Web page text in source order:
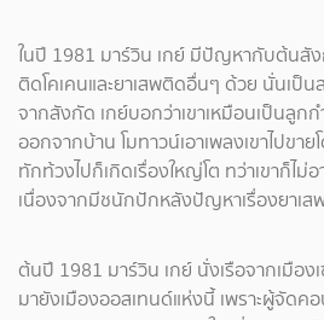
ในปี 1981 มาร์วิน เกย์ มีปัญหากับต้นสัง
ติดโคเคนและยาเสพติดอื่นๆ ด้วย นั่นเป็น
จากสังกัด เกย์บอกว่าเขาเหมือนเป็นลูก
ออกจากบ้าน โมทาวน์เอาเพลงเขาไปขา
ทักท้วงไปก็เกิดเรื่องใหญ่โต ทว่าเขาก็ไม่
เนื่องจากมีชนักปักหลังปัญหาเรื่องยาเ
ต้นปี 1981 มาร์วิน เกย์ นั่งเรือจากเมือ
มายังเมืองออสเทนด์แห่งนี้ เพราะผู้จัดค